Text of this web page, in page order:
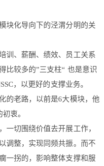
块化导向下的泾渭分明的关
训、薪酬、绩效、员工关系
比较多的”三支柱“ 也是意识
，以更好的支撑业务。
的老路，以前是6大模块，他
衷。
一切围绕价值去开展工作，
调整，实现同频共振。而不
一拐的，影响整体支撑和服